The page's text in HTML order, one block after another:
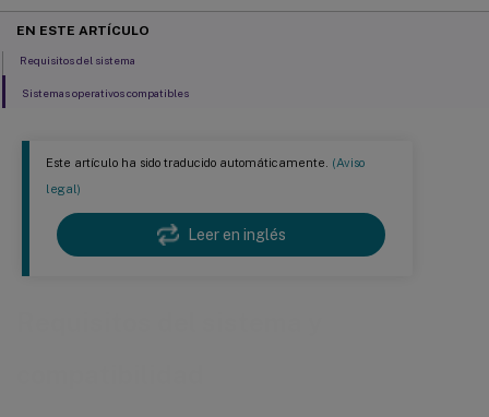
Este artículo ha sido traducido automáticamente. (Aviso
legal)
Leer en inglés
EN ESTE ARTÍCULO
Requisitos del sistema
Sistemas operativos compatibles